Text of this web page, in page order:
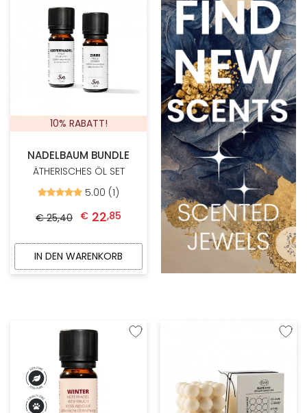
10% RABATT!
NADELBAUM BUNDLE
ÄTHERISCHES ÖL SET
Bewertet
5.00
von
5.00 (1)
€ 25,40
Ursprünglicher Preis war: € 25,40
€ 22,85 Aktueller Preis ist: € 22,85.
IN DEN WARENKORB
Zur Wunschliste hinzufügen Zur